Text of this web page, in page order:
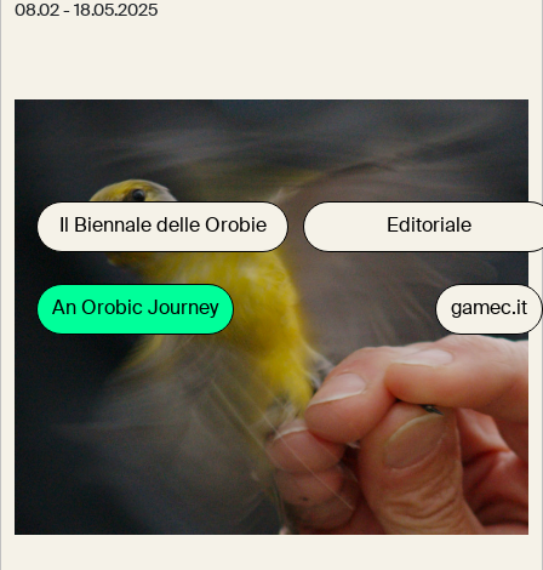
Il Biennale delle Orobie Editoriale
An Orobic Journey gamec.it
08.02 - 18.05.2025